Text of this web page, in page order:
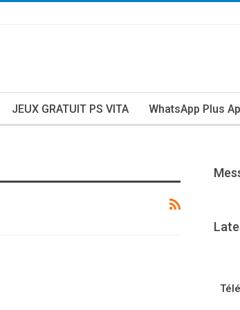
JEUX GRATUIT PS VITA WhatsApp Plus